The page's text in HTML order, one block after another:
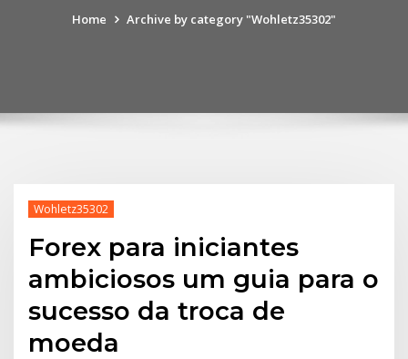
Home Archive by category "Wohletz35302"
Wohletz35302
Forex para iniciantes
ambiciosos um guia para o
sucesso da troca de
moeda